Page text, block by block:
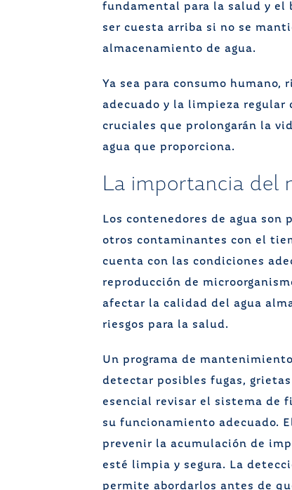
fundamental para la salud y el
ser cuesta arriba si no se
almacenamiento de agua.
Ya sea para consumo
adecuado y la limpieza regular
cruciales que prolongarán la
agua que proporciona.
La importancia del
Los contenedores de agua
otros contaminantes con el
cuenta con las condiciones
reproducción de
afectar la calidad del agua
riesgos para la salud.
Un programa de
detectar posibles fugas,
esencial revisar el sistema de
su funcionamiento adecuado.
prevenir la acumulación de
esté limpia y segura. La
permite abordarlos antes de